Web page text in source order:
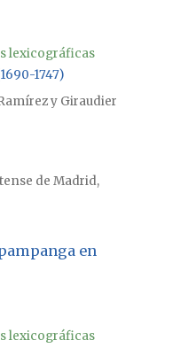
lexicográficas
1747)
y Giraudier
de Madrid,
en
lexicográficas